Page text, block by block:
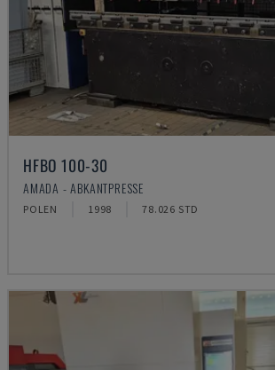
HFBO 100-30
AMADA - ABKANTPRESSE
POLEN 1998 78.026 STD